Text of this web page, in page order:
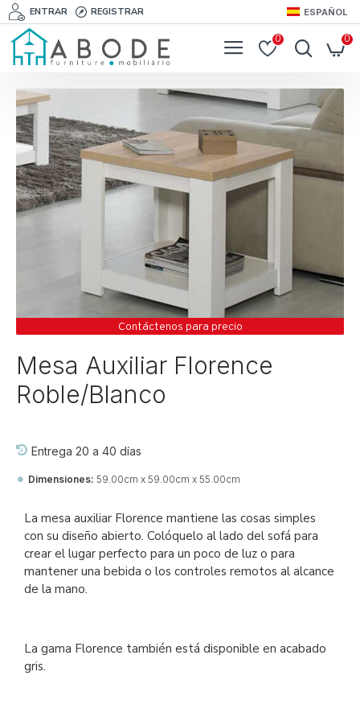
ENTRAR REGISTRAR ESPAÑOL
0 0
Contáctenos para precio
Mesa Auxiliar Florence
Roble/Blanco
Entrega 20 a 40 días
Dimensiones: 59.00cm x 59.00cm x 55.00cm
La mesa auxiliar Florence mantiene las cosas simples
con su diseño abierto. Colóquelo al lado del sofá para
crear el lugar perfecto para un poco de luz o para
mantener una bebida o los controles remotos al alcance
de la mano.
La gama Florence también está disponible en acabado
gris.